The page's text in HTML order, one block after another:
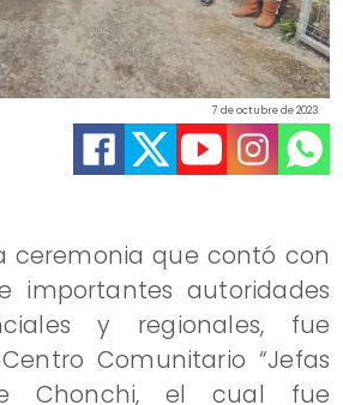
7 de octubre de 2023
ceremonia que contó con
importantes autoridades
y regionales, fue
Comunitario “Jefas
Chonchi, el cual fue